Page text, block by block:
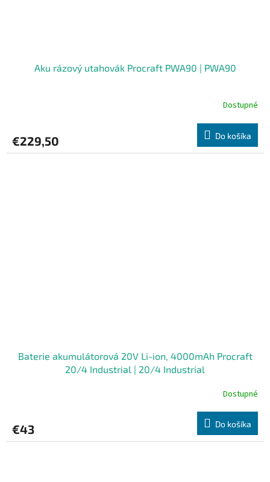
Aku rázový utahovák Procraft PWA90 | PWA90
Dostupné
€229,50 Do košíka
Baterie akumulátorová 20V Li-ion, 4000mAh Procraft
20/4 Industrial | 20/4 Industrial
Dostupné
€43 Do košíka